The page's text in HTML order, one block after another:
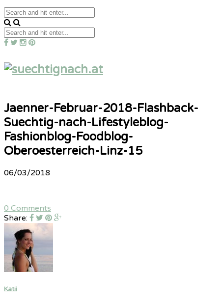
Jaenner-Februar-2018-Flashback-
Suechtig-nach-Lifestyleblog-
Fashionblog-Foodblog-
Oberoesterreich-Linz-15
06/03/2018
0 Comments
Share:
Katii